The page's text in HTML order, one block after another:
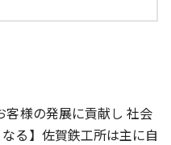
客様の発展に貢献し 社会
る】佐賀鉄工所は主に自